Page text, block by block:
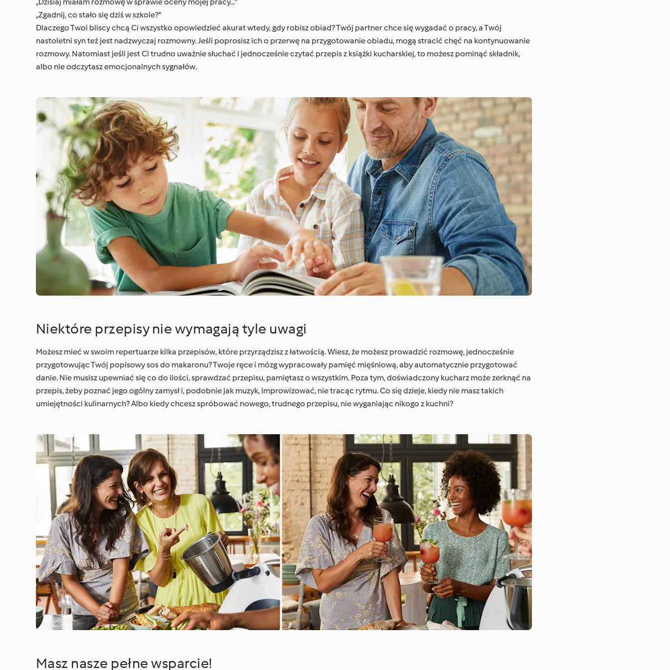
„Zgadnij, co stało się dziś w szkole?”
Dlaczego Twoi bliscy chcą Ci wszystko opowiedzieć akurat wtedy, gdy robisz obiad? Twój partner chce się wygadać o pracy, a Twój
nastoletni syn też jest nadzwyczaj rozmowny. Jeśli poprosisz ich o przerwę na przygotowanie obiadu, mogą stracić chęć na kontynuowanie
rozmowy. Natomiast jeśli jest Ci trudno uważnie słuchać i jednocześnie czytać przepis z książki kucharskiej, to możesz pominąć składnik,
albo nie odczytasz emocjonalnych sygnałów.
Niektóre przepisy nie wymagają tyle uwagi
Możesz mieć w swoim repertuarze kilka przepisów, które przyrządzisz z łatwością. Wiesz, że możesz prowadzić rozmowę, jednocześnie
przygotowując Twój popisowy sos do makaronu? Twoje ręce i mózg wypracowały pamięć mięśniową, aby automatycznie przygotować
danie. Nie musisz upewniać się co do ilości, sprawdzać przepisu, pamiętasz o wszystkim. Poza tym, doświadczony kucharz może zerknąć na
przepis, żeby poznać jego ogólny zamysł i, podobnie jak muzyk, improwizować, nie tracąc rytmu. Co się dzieje, kiedy nie masz takich
umiejętności kulinarnych? Albo kiedy chcesz spróbować nowego, trudnego przepisu, nie wyganiając nikogo z kuchni?
Masz nasze pełne wsparcie!